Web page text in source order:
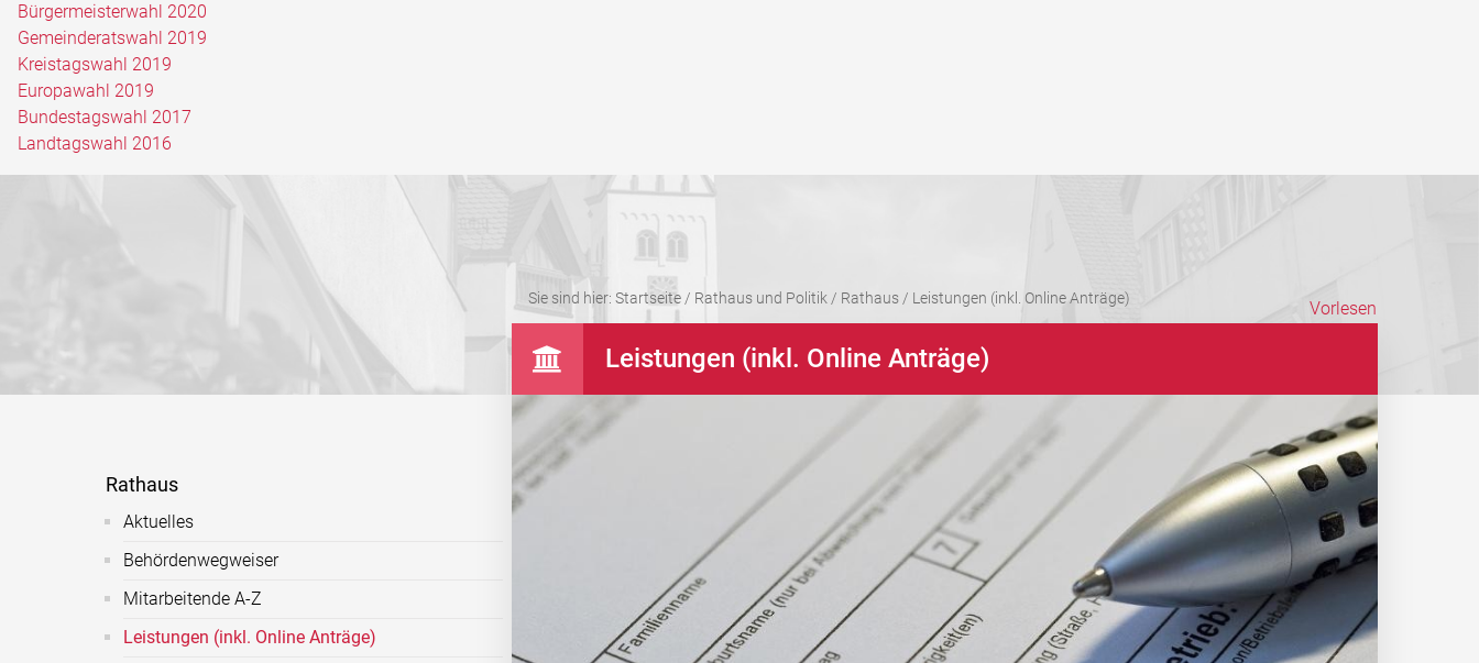
Bürgermeisterwahl 2020
Gemeinderatswahl 2019
Kreistagswahl 2019
Europawahl 2019
Bundestagswahl 2017
Landtagswahl 2016
Sie sind hier: Startseite/ Rathaus und Politik / Rathaus/ Leistungen (inkl. Online Anträge) Vorlesen
Rathaus
Aktuelles
Behördenwegweiser
Mitarbeitende A-Z
Leistungen (inkl. Online Anträge)
Leistungen (inkl. Online Anträge)